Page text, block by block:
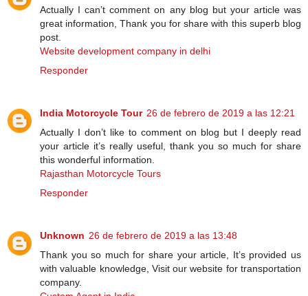
Actually I can’t comment on any blog but your article was
great information, Thank you for share with this superb blog
post.
Website development company in delhi
Responder
India Motorcycle Tour 26 de febrero de 2019 a las 12:21
Actually I don’t like to comment on blog but I deeply read
your article it’s really useful, thank you so much for share
this wonderful information.
Rajasthan Motorcycle Tours
Responder
Unknown 26 de febrero de 2019 a las 13:48
Thank you so much for share your article, It’s provided us
with valuable knowledge, Visit our website for transportation
company.